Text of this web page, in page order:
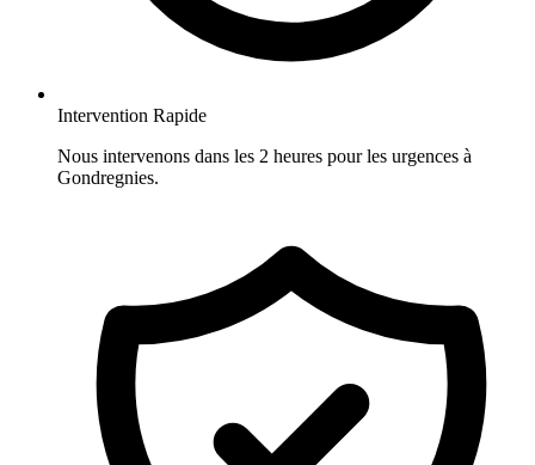
Intervention Rapide
Nous intervenons dans les 2 heures pour les urgences à
Gondregnies.